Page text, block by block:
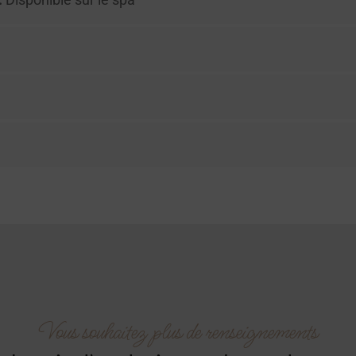
Vous souhaitez plus de renseignements